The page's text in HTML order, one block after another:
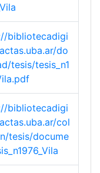
bibliotecadigi
do
tesis/tesis_n1
bibliotecadigi
col
tesis/docume